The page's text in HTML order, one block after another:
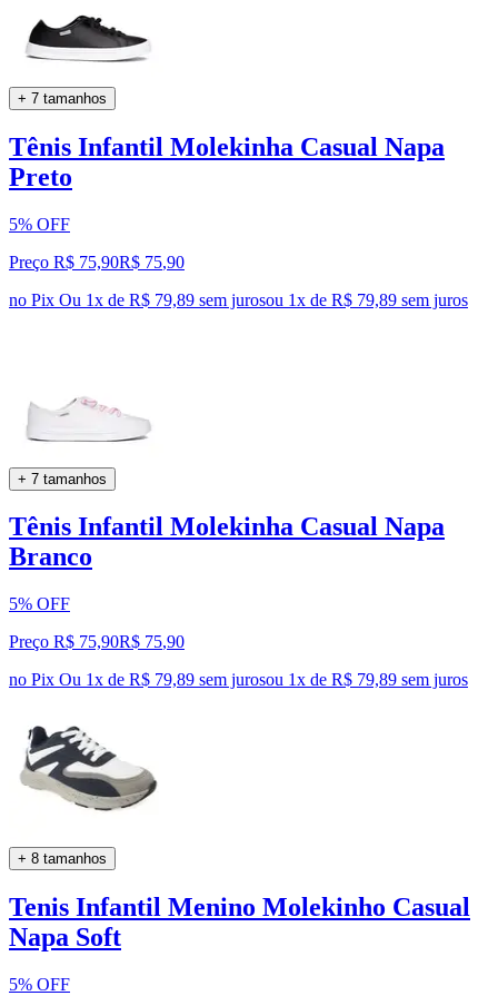
+ 7 tamanhos
Tênis Infantil Molekinha Casual Napa
Preto
5% OFF
Preço R$ 75,90R$ 75,90
no Pix Ou 1x de R$ 79,89 sem jurosou 1x de R$ 79,89 sem juros
+ 7 tamanhos
Tênis Infantil Molekinha Casual Napa
Branco
5% OFF
Preço R$ 75,90R$ 75,90
no Pix Ou 1x de R$ 79,89 sem jurosou 1x de R$ 79,89 sem juros
+ 8 tamanhos
Tenis Infantil Menino Molekinho Casual
Napa Soft
5% OFF